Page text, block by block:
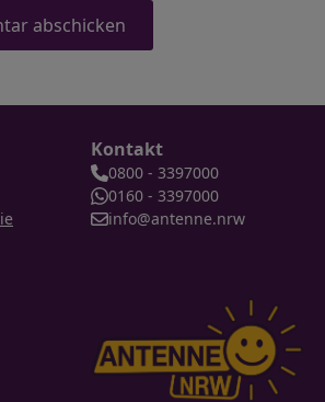
Kontakt
0800 - 3397000
0160 - 3397000
info@antenne.nrw